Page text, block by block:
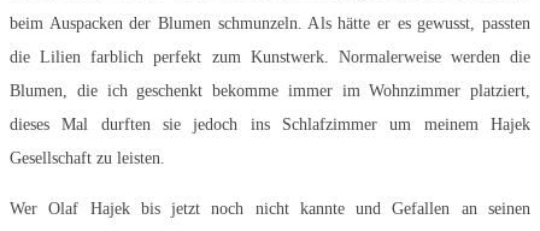
beim Auspacken der Blumen schmunzeln. Als hätte er es gewusst, passten
die Lilien farblich perfekt zum Kunstwerk. Normalerweise werden die
Blumen, die ich geschenkt bekomme immer im Wohnzimmer platziert,
dieses Mal durften sie jedoch ins Schlafzimmer um meinem Hajek
Gesellschaft zu leisten.
Wer Olaf Hajek bis jetzt noch nicht kannte und Gefallen an seinen